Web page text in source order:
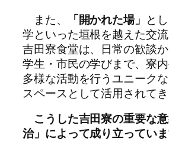
また、
「開かれた場」 と
学といった垣根を越えた交
吉田寮食堂は、日常の歓談
学生・市民の学びまで、寮
多様な活動を行うユニーク
スペースとして活用されてき
こうした吉田寮の重要な
治」によって成り立っていま